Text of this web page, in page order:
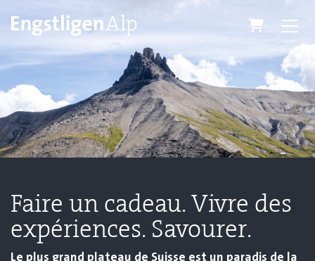
Panier
Faire un cadeau. Vivre des
expériences. Savourer.
Le plus grand plateau de Suisse est un paradis de la